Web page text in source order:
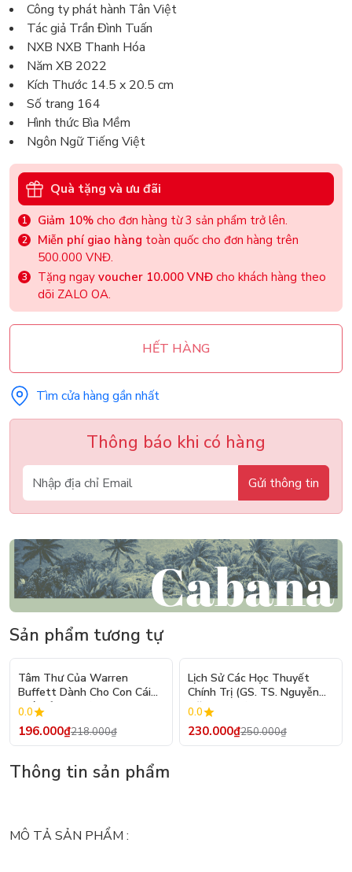
Công ty phát hành Tân Việt
Tác giả Trần Đình Tuấn
NXB NXB Thanh Hóa
Năm XB 2022
Kích Thước 14.5 x 20.5 cm
Số trang 164
Hình thức Bìa Mềm
Ngôn Ngữ Tiếng Việt
Quà tặng và ưu đãi
Giảm 10% cho đơn hàng từ 3 sản phẩm trở lên.
Miễn phí giao hàng toàn quốc cho đơn hàng trên
500.000 VNĐ.
Tặng ngay voucher 10.000 VNĐ cho khách hàng theo
dõi ZALO OA.
HẾT HÀNG
Tìm cửa hàng gần nhất
Thông báo khi có hàng
Gửi thông tin
Sản phẩm tương tự
Tâm Thư Của Warren
Buffett Dành Cho Con Cái
(Tái Bản 2026)
0.0
196.000₫218.000₫
Lịch Sử Các Học Thuyết
Chính Trị (GS. TS. Nguyễn
Đăng Dung)
0.0
230.000₫250.000₫
Thông tin sản phẩm
MÔ TẢ SẢN PHẨM :